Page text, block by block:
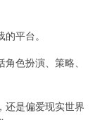
平台。
色扮演、策略、
是偏爱现实世界